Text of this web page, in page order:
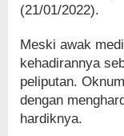
(21/01/2022).
Meski awak
kehadirannya
peliputan.
dengan
hardiknya.